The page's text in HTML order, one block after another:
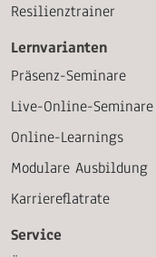
Resilienztrainer
Lernvarianten
Präsenz-Seminare
Live-Online-Seminare
Online-Learnings
Modulare Ausbildung
Karriereflatrate
Service